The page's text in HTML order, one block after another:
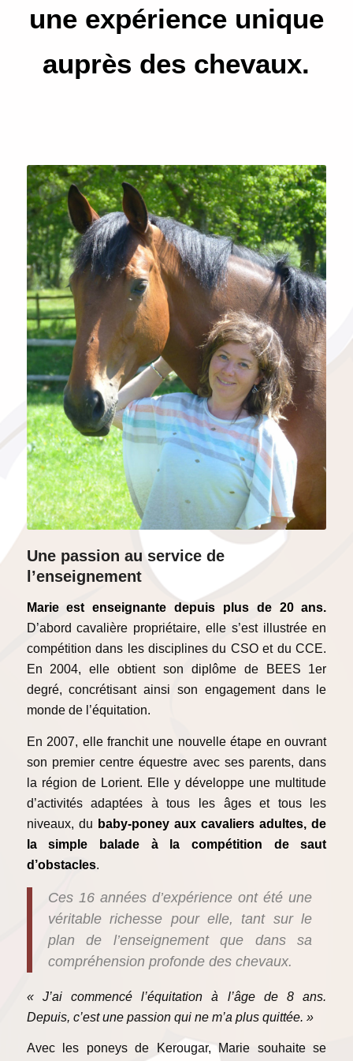
une expérience unique
auprès des chevaux.
Une passion au service de
l’enseignement
Marie est enseignante depuis plus de 20 ans.
D’abord cavalière propriétaire, elle s’est illustrée en
compétition dans les disciplines du CSO et du CCE.
En 2004, elle obtient son diplôme de BEES 1er
degré, concrétisant ainsi son engagement dans le
monde de l’équitation.
En 2007, elle franchit une nouvelle étape en ouvrant
son premier centre équestre avec ses parents, dans
la région de Lorient. Elle y développe une multitude
d’activités adaptées à tous les âges et tous les
niveaux, du baby-poney aux cavaliers adultes, de
la simple balade à la compétition de saut
d’obstacles.
Ces 16 années d’expérience ont été une
véritable richesse pour elle, tant sur le
plan de l’enseignement que dans sa
compréhension profonde des chevaux.
« J’ai commencé l’équitation à l’âge de 8 ans.
Depuis, c’est une passion qui ne m’a plus quittée. »
Avec les poneys de Kerougar, Marie souhaite se